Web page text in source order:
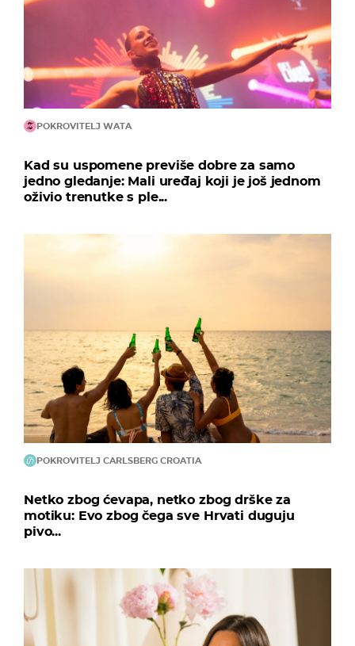
POKROVITELJ WATA
Kad su uspomene previše dobre za samo
jedno gledanje: Mali uređaj koji je još jednom
oživio trenutke s ple...
POKROVITELJ CARLSBERG CROATIA
Netko zbog ćevapa, netko zbog drške za
motiku: Evo zbog čega sve Hrvati duguju
pivo...